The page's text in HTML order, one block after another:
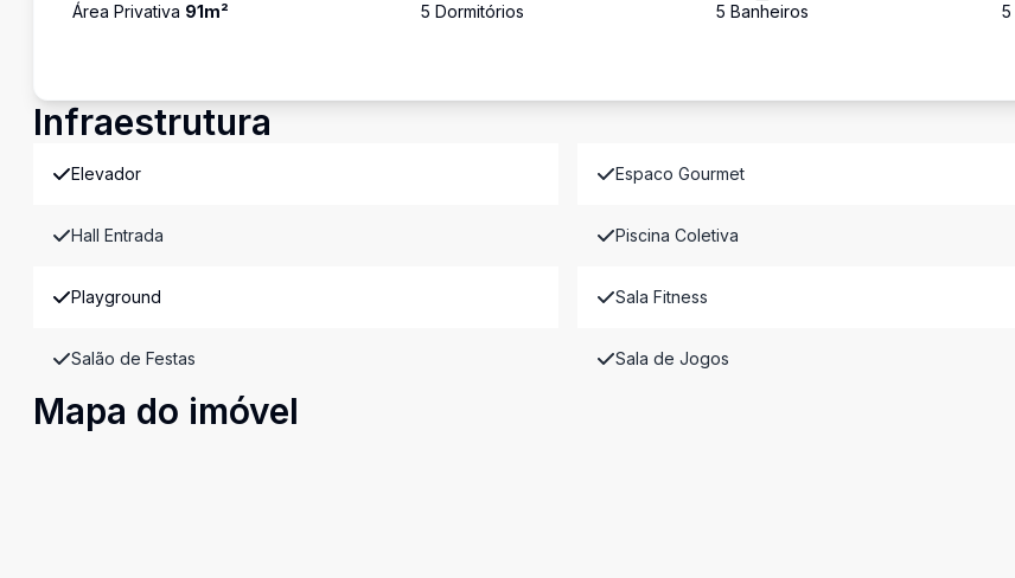
Área Privativa 91m² 5 Dormitórios 5 Banheiros 5
Infraestrutura
Elevador Espaco Gourmet
Hall Entrada Piscina Coletiva
Playground Sala Fitness
Salão de Festas Sala de Jogos
Mapa do imóvel